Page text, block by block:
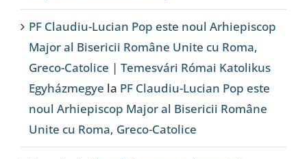
PF Claudiu-Lucian Pop este noul Arhiepiscop
Major al Bisericii Române Unite cu Roma,
Greco-Catolice | Temesvári Római Katolikus
Egyházmegye la PF Claudiu-Lucian Pop este
noul Arhiepiscop Major al Bisericii Române
Unite cu Roma, Greco-Catolice